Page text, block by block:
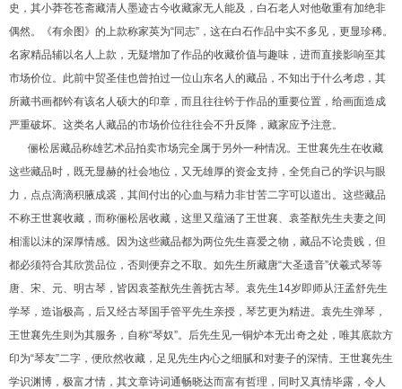
史，其小莽苍苍斋藏清人墨迹古今收藏家无人能及，白石老人对他敬重有加绝非
偶然。《有余图》的上款称家英为“同志”，这在白石作品中实不多见，更显珍稀。
名家精品辅以名人上款，无疑增加了作品的收藏价值与趣味，进而直接影响至其
市场价位。此前中贸圣佳也曾拍过一位山东名人的藏品，不知出于什么考虑，其
所藏书画都钤有该名人硕大的印章，而且往往钤于作品的重要位置，给画面造成
严重破坏。这类名人藏品的市场价位往往会不升反降，藏家应予注意。
俪松居藏品称雄艺术品拍卖市场完全属于另外一种情况。王世襄先生在收藏
这些藏品时，既无显赫的社会地位，又无雄厚的资金支持，全凭自己的学识与眼
力，点点滴滴积腋成裘，其间付出的心血与精力非甘苦二字可以道出。这些藏品
不称王世襄收藏，而称俪松居收藏，这里又蕴涵了王世襄、袁荃猷先生夫妻之间
相濡以沫的深厚情感。因为这些藏品都为两位先生喜爱之物，藏品不论贵贱，但
都必须符合其欣赏品位，否则便弃之不取。如先生所藏唐“大圣遗音”伏羲式琴等
唐、宋、元、明古琴，皆因袁荃猷先生善抚古琴。袁先生14岁即师从汪孟舒先生
学琴，造诣极高，后又经古琴国手管平先生亲授，琴艺更为精进。袁先生弹琴，
王世襄先生则为其服务，自称“琴奴”。后先生见一铜炉本无出奇之处，唯其底款方
印为“琴友”二字，便欣然收藏，足见先生内心之细腻和对妻子的深情。王世襄先生
学识渊博，极富才情，其文章诗词通畅晓达而富有哲理，同时又真情毕露，令人